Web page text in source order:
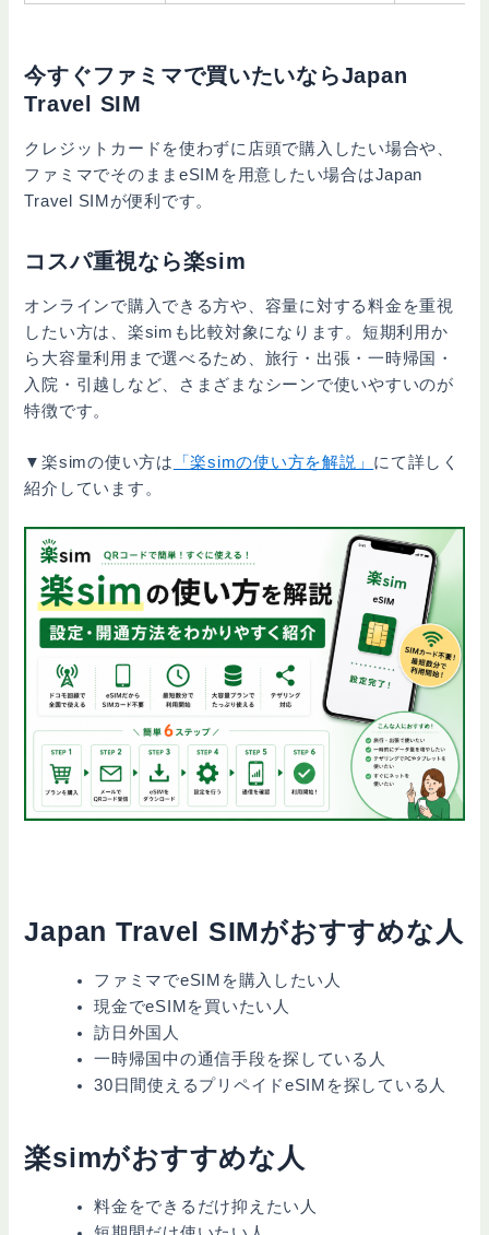
今すぐファミマで買いたいならJapan
Travel SIM
クレジットカードを使わずに店頭で購入したい場合や、
ファミマでそのままeSIMを用意したい場合はJapan
Travel SIMが便利です。
コスパ重視なら楽sim
オンラインで購入できる方や、容量に対する料金を重視
したい方は、楽simも比較対象になります。短期利用か
ら大容量利用まで選べるため、旅行・出張・一時帰国・
入院・引越しなど、さまざまなシーンで使いやすいのが
特徴です。
▼楽simの使い方は 「楽simの使い方を解説」 にて詳しく
紹介しています。
Japan Travel SIMがおすすめな人
ファミマでeSIMを購入したい人
現金でeSIMを買いたい人
訪日外国人
一時帰国中の通信手段を探している人
30日間使えるプリペイドeSIMを探している人
楽simがおすすめな人
料金をできるだけ抑えたい人